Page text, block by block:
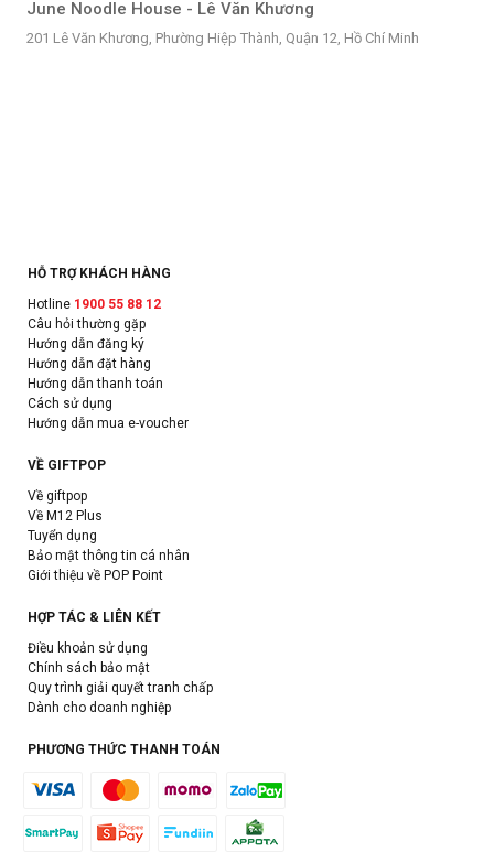
June Noodle House - Lê Văn Khương
201 Lê Văn Khương, Phường Hiệp Thành, Quận 12, Hồ Chí Minh
HỖ TRỢ KHÁCH HÀNG
Hotline 1900 55 88 12
Câu hỏi thường gặp
Hướng dẫn đăng ký
Hướng dẫn đặt hàng
Hướng dẫn thanh toán
Cách sử dụng
Hướng dẫn mua e-voucher
VỀ GIFTPOP
Về giftpop
Về M12 Plus
Tuyển dụng
Bảo mật thông tin cá nhân
Giới thiệu về POP Point
HỢP TÁC & LIÊN KẾT
Điều khoản sử dụng
Chính sách bảo mật
Quy trình giải quyết tranh chấp
Dành cho doanh nghiệp
PHƯƠNG THỨC THANH TOÁN